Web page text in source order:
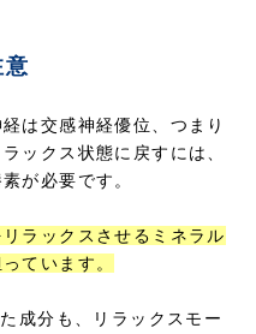
意
は交感神経優位、つまり
ックス状態に戻すには、
が必要です。
ラックスさせるミネラル
ています。
成分も、リラックスモー